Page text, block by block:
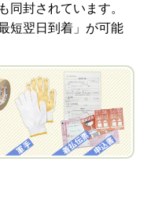
ライス CWC限定 ヴィ
定 シンプリースパーク
ライス シンプリーバニ
パラダイスガール/ネオ
オブライス ベリーヴィ
ータンプティタンプ/ネオ
ニッキーラッド/ネオブ
ルで確認し、梱包キット
。梱包キットは送料無料
。
封する発送ガイドの手順
で確認し、梱包キットを
梱包キットは送料無料で
同封されています。
短翌日到着」が可能